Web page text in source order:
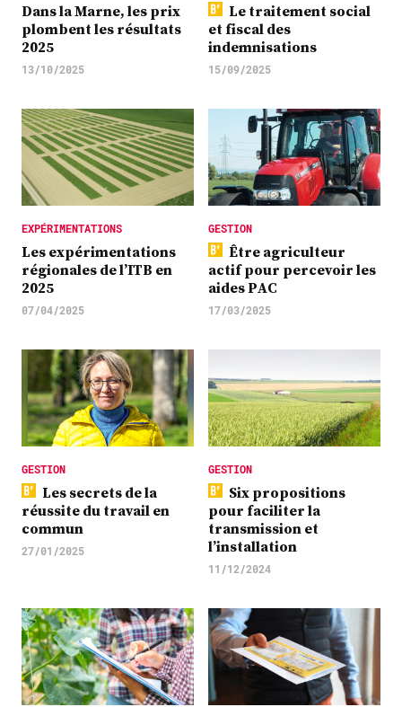
Dans la Marne, les prix
plombent les résultats
2025
13/10/2025
Le traitement social
et fiscal des
indemnisations
15/09/2025
EXPÉRIMENTATIONS
Les expérimentations
régionales de l’ITB en
2025
07/04/2025
GESTION
Être agriculteur
actif pour percevoir les
aides PAC
17/03/2025
GESTION
Les secrets de la
réussite du travail en
commun
27/01/2025
GESTION
Six propositions
pour faciliter la
transmission et
l’installation
11/12/2024